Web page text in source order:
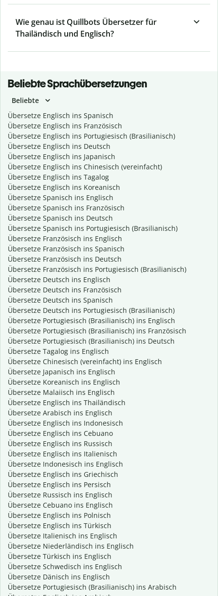
Wie genau ist Quillbots Übersetzer für
Thailändisch und Englisch?
Beliebte Sprachübersetzungen
Beliebte
Übersetze Englisch ins Spanisch
Übersetze Englisch ins Französisch
Übersetze Englisch ins Portugiesisch (Brasilianisch)
Übersetze Englisch ins Deutsch
Übersetze Englisch ins Japanisch
Übersetze Englisch ins Chinesisch (vereinfacht)
Übersetze Englisch ins Tagalog
Übersetze Englisch ins Koreanisch
Übersetze Spanisch ins Englisch
Übersetze Spanisch ins Französisch
Übersetze Spanisch ins Deutsch
Übersetze Spanisch ins Portugiesisch (Brasilianisch)
Übersetze Französisch ins Englisch
Übersetze Französisch ins Spanisch
Übersetze Französisch ins Deutsch
Übersetze Französisch ins Portugiesisch (Brasilianisch)
Übersetze Deutsch ins Englisch
Übersetze Deutsch ins Französisch
Übersetze Deutsch ins Spanisch
Übersetze Deutsch ins Portugiesisch (Brasilianisch)
Übersetze Portugiesisch (Brasilianisch) ins Englisch
Übersetze Portugiesisch (Brasilianisch) ins Französisch
Übersetze Portugiesisch (Brasilianisch) ins Deutsch
Übersetze Tagalog ins Englisch
Übersetze Chinesisch (vereinfacht) ins Englisch
Übersetze Japanisch ins Englisch
Übersetze Koreanisch ins Englisch
Übersetze Malaiisch ins Englisch
Übersetze Englisch ins Thailändisch
Übersetze Arabisch ins Englisch
Übersetze Englisch ins Indonesisch
Übersetze Englisch ins Cebuano
Übersetze Englisch ins Russisch
Übersetze Englisch ins Italienisch
Übersetze Indonesisch ins Englisch
Übersetze Englisch ins Griechisch
Übersetze Englisch ins Persisch
Übersetze Russisch ins Englisch
Übersetze Cebuano ins Englisch
Übersetze Englisch ins Polnisch
Übersetze Englisch ins Türkisch
Übersetze Italienisch ins Englisch
Übersetze Niederländisch ins Englisch
Übersetze Türkisch ins Englisch
Übersetze Schwedisch ins Englisch
Übersetze Dänisch ins Englisch
Übersetze Portugiesisch (Brasilianisch) ins Arabisch